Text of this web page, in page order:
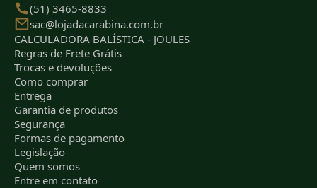
(51) 3465-8833
sac@lojadacarabina.com.br
CALCULADORA BALÍSTICA - JOULES
Regras de Frete Grátis
Trocas e devoluções
Como comprar
Entrega
Garantia de produtos
Segurança
Formas de pagamento
Legislação
Quem somos
Entre em contato